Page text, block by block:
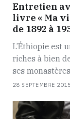
Entretien
livre « Ma
de 1892 à
L’Éthiopie est
riches à bien
ses
28 SEPTEMBRE 2015